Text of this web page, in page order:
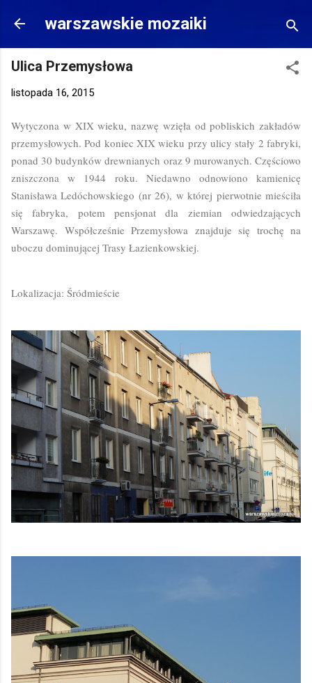
Przejdź do głównej zawartości
warszawskie mozaiki
Ulica Przemysłowa
listopada 16, 2015
Wytyczona w XIX wieku, nazwę wzięła od pobliskich zakładów
przemysłowych. Pod koniec XIX wieku przy ulicy stały 2 fabryki,
ponad 30 budynków drewnianych oraz 9 murowanych. Częściowo
zniszczona w 1944 roku. Niedawno odnowiono kamienicę
Stanisława Ledóchowskiego (nr 26), w której pierwotnie mieściła
się fabryka, potem pensjonat dla ziemian odwiedzających
Warszawę. Współcześnie Przemysłowa znajduje się trochę na
uboczu dominującej Trasy Łazienkowskiej.
Lokalizacja: Śródmieście